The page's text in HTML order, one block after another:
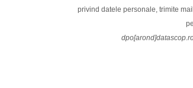
privind datele personale, trimite mail
pe